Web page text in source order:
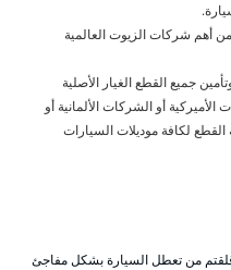
أهم شركات الزيوت العالمية
جميع القطع الغيار الأصلية
أو الشركات الألمانية أو
لكافة موديلات السيارات
من تعطل السيارة بشكل مفاجئ